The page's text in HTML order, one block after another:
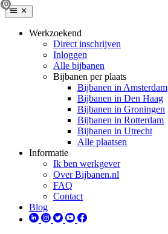
Werkzoekend
Direct inschrijven
Inloggen
Alle bijbanen
Bijbanen per plaats
Bijbanen in Amsterdam
Bijbanen in Den Haag
Bijbanen in Groningen
Bijbanen in Rotterdam
Bijbanen in Utrecht
Alle plaatsen
Informatie
Ik ben werkgever
Over Bijbanen.nl
FAQ
Contact
Blog